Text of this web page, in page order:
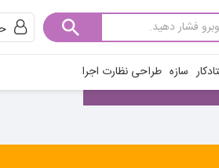
سازه طراحی نظارت اجرا